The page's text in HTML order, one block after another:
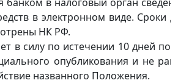
в электронном виде. Сроки
НК РФ.
в силу по истечении 10 дней
опубликования и не
названного Положения.